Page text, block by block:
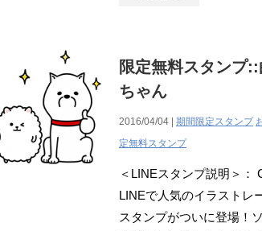
限定無料スタンプ
ちゃん
2016/04/04 | 期間限定スタンプ
定無料スタンプ
＜LINEスタンプ説明＞：
LINEで人気のイラストレ
スタンプがついに登場！